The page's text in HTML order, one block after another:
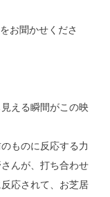
お聞かせくださ
える瞬間がこの映
ものに反応する力
んが、打ち合わせ
応されて、お芝居